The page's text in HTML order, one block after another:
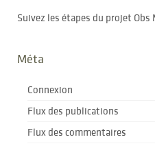
Suivez les étapes du projet
Méta
Connexion
Flux des publications
Flux des commentaires